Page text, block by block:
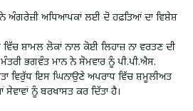
ਅੰਗਰੇਜ਼ੀ ਅਧਿਆਪਕਾਂ ਲਈ ਦੋ ਹਫ਼ਤਿਆਂ ਦਾ ਵਿਸ਼ੇਸ਼
ਸ਼ਾਮਲ ਲੋਕਾਂ ਨਾਲ ਕੋਈ ਲਿਹਾਜ਼ ਨਾ ਵਰਤਣ ਦੀ
ਭਗਵੰਤ ਮਾਨ ਨੇ ਸੋਮਵਾਰ ਨੂੰ ਪੀ.ਪੀ.ਐਸ.
ਵਿਰੁੱਧ ਇਸ ਘਿਨਾਉਣੇ ਅਪਰਾਧ ਵਿੱਚ ਸ਼ਮੂਲੀਅਤ
ਨੂੰ ਬਰਖਾਸਤ ਕਰ ਦਿੱਤਾ ਹੈ।